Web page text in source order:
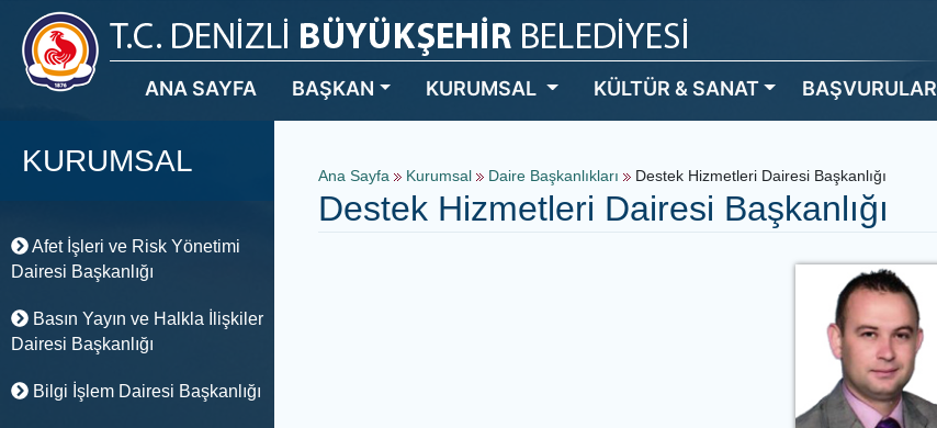
ANA SAYFA BAŞKAN KURUMSAL KÜLTÜR & SANAT BAŞVURULAR
KURUMSAL
Afet İşleri ve Risk Yönetimi
Dairesi Başkanlığı
Basın Yayın ve Halkla İlişkiler
Dairesi Başkanlığı
Bilgi İşlem Dairesi Başkanlığı
Ana Sayfa Kurumsal Daire Başkanlıkları Destek Hizmetleri Dairesi Başkanlığı
Destek Hizmetleri Dairesi Başkanlığı